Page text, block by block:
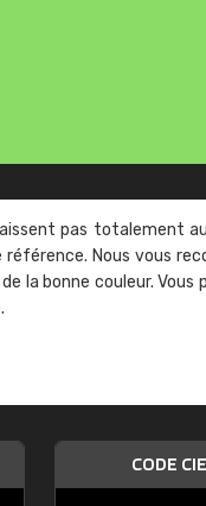
pas totalement
Nous vous
la bonne couleur. Vous
CODE
"Le site ne permet pas de
les produits